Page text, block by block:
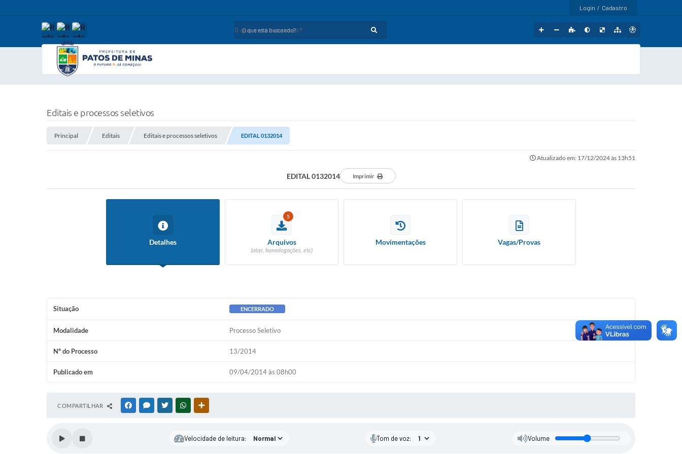
Login / Cadastro
O que está buscando?
Editais e processos seletivos
Principal Editais Editais e processos seletivos EDITAL 0132014
Atualizado em: 17/12/2024 às 13h51
EDITAL 0132014 Imprimir
Detalhes
5
Arquivos
(atas, homologações, etc)
Movimentações Vagas/Provas
Situação ENCERRADO
Modalidade Processo Seletivo
Nº do Processo 13/2014
Publicado em 09/04/2014 às 08h00
COMPARTILHAR FACEBOOKMESSENGER
TWITTERWHATSAPP
Velocidade de leitura: Tom de voz: Volume